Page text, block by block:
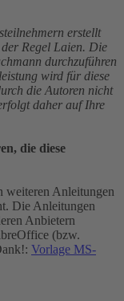
erstellt
Regel Laien. Die
durchzuführen
wird für diese
die Autoren nicht
daher auf Ihre
die diese
weiteren Anleitungen
Die Anleitungen
Anbietern
(bzw.
Vorlage MS-